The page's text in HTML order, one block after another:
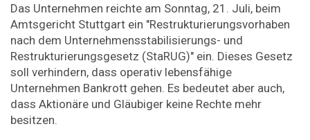
Das Unternehmen reichte am Sonntag, 21. Juli, beim
Amtsgericht Stuttgart ein "Restrukturierungsvorhaben
nach dem Unternehmensstabilisierungs- und
Restrukturierungsgesetz (StaRUG)" ein. Dieses Gesetz
soll verhindern, dass operativ lebensfähige
Unternehmen Bankrott gehen. Es bedeutet aber auch,
dass Aktionäre und Gläubiger keine Rechte mehr
besitzen.